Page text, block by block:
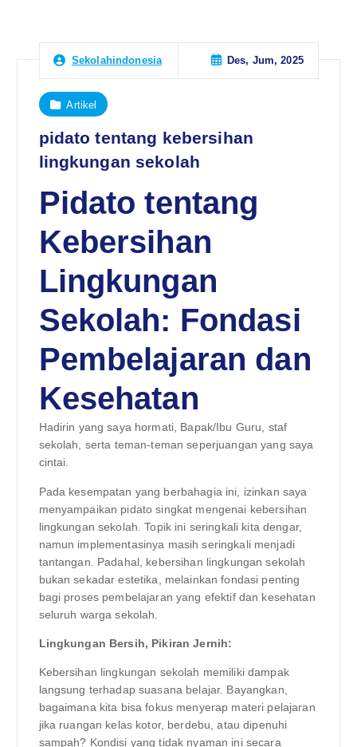
Sekolahindonesia Des, Jum, 2025
Artikel
pidato tentang kebersihan
lingkungan sekolah
Pidato tentang
Kebersihan
Lingkungan
Sekolah: Fondasi
Pembelajaran dan
Kesehatan
Hadirin yang saya hormati, Bapak/Ibu Guru, staf
sekolah, serta teman-teman seperjuangan yang saya
cintai.
Pada kesempatan yang berbahagia ini, izinkan saya
menyampaikan pidato singkat mengenai kebersihan
lingkungan sekolah. Topik ini seringkali kita dengar,
namun implementasinya masih seringkali menjadi
tantangan. Padahal, kebersihan lingkungan sekolah
bukan sekadar estetika, melainkan fondasi penting
bagi proses pembelajaran yang efektif dan kesehatan
seluruh warga sekolah.
Lingkungan Bersih, Pikiran Jernih:
Kebersihan lingkungan sekolah memiliki dampak
langsung terhadap suasana belajar. Bayangkan,
bagaimana kita bisa fokus menyerap materi pelajaran
jika ruangan kelas kotor, berdebu, atau dipenuhi
sampah? Kondisi yang tidak nyaman ini secara